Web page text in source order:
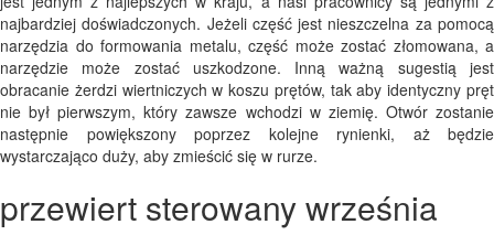
najbardziej doświadczonych. Jeżeli część jest nieszczelna za pomocą
narzędzia do formowania metalu, część może zostać złomowana, a
narzędzie może zostać uszkodzone. Inną ważną sugestią jest
obracanie żerdzi wiertniczych w koszu prętów, tak aby identyczny pręt
nie był pierwszym, który zawsze wchodzi w ziemię. Otwór zostanie
następnie powiększony poprzez kolejne rynienki, aż będzie
wystarczająco duży, aby zmieścić się w rurze.
przewiert sterowany września